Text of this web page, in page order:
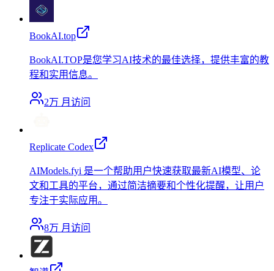
BookAI.top
BookAI.TOP是您学习AI技术的最佳选择，提供丰富的教
程和实用信息。
2万 月访问
Replicate Codex
AIModels.fyi 是一个帮助用户快速获取最新AI模型、论
文和工具的平台，通过简洁摘要和个性化提醒，让用户
专注于实际应用。
8万 月访问